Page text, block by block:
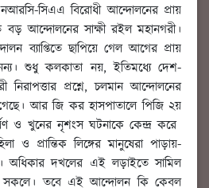
সিএএ বিরোধী আন্দোলনের প্রায়
আন্দোলনের সাক্ষী রইল মহানগরী।
ব্যাপ্তিতে ছাপিয়ে গেল আগের প্রায়
শুধু কলকাতা নয়, ইতিমধ্যে দেশ-
নিরাপত্তার প্রশ্নে, চলমান আন্দোলনের
আর জি কর হাসপাতালে পিজি ২য়
ও খুনের নৃশংস ঘটনাকে কেন্দ্র করে
ও প্রান্তিক লিঙ্গের মানুষেরা পাড়ায়-
অধিকার দখলের এই লড়াইতে সামিল
তবে এই আন্দোলন কি কেবল